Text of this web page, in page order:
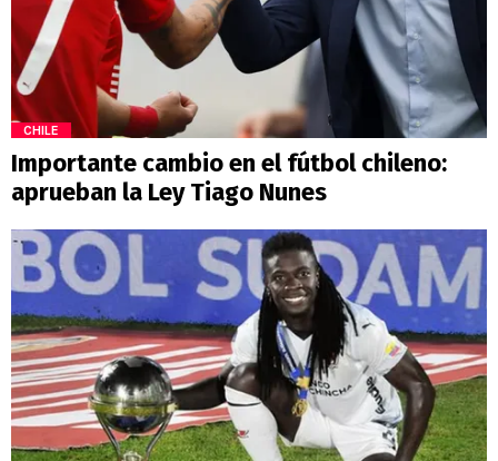
CHILE
Importante cambio en el fútbol chileno:
aprueban la Ley Tiago Nunes